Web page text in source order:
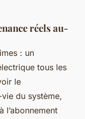
réels au-
: un
tous les
le
du système,
l’abonnement